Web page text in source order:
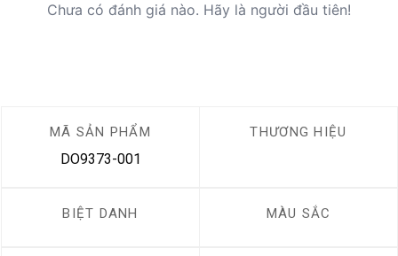
Chưa có đánh giá nào. Hãy là người đầu tiên!
MÃ SẢN PHẨM
DO9373-001
THƯƠNG HIỆU
BIỆT DANH MÀU SẮC